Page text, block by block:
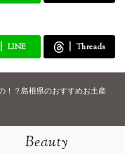
LINE Threads
！？島根県のおすすめお土産
Beauty